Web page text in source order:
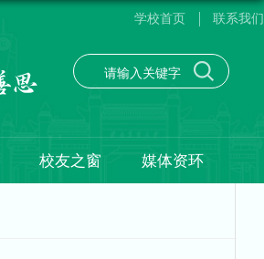
学校首页 联系我们
校友之窗 媒体资环